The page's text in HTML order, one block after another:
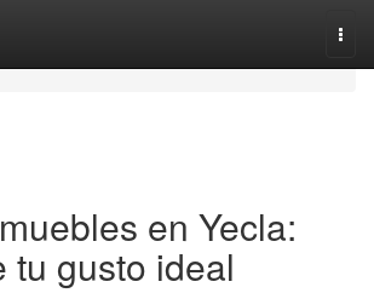
en Yecla:
tu gusto ideal